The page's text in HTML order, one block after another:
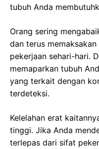
tubuh Anda
Orang sering
dan terus
pekerjaan sehari-hari.
memaparkan tubuh
yang terkait dengan
terdeteksi.
Kelelahan erat
tinggi. Jika Anda
terlepas dari sifat